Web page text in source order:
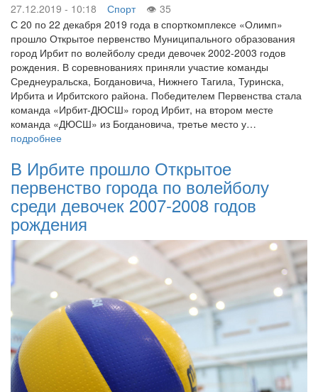
27.12.2019 - 10:18 Спорт
35
С 20 по 22 декабря 2019 года в спорткомплексе «Олимп»
прошло Открытое первенство Муниципального образования
город Ирбит по волейболу среди девочек 2002-2003 годов
рождения. В соревнованиях приняли участие команды
Среднеуральска, Богдановича, Нижнего Тагила, Туринска,
Ирбита и Ирбитского района. Победителем Первенства стала
команда «Ирбит-ДЮСШ» город Ирбит, на втором месте
команда «ДЮСШ» из Богдановича, третье место у…
подробнее
В Ирбите прошло Открытое
первенство города по волейболу
среди девочек 2007-2008 годов
рождения